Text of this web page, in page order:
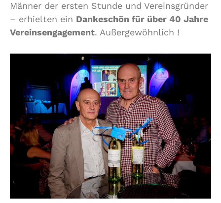
Männer der ersten Stunde und Vereinsgründer
– erhielten ein Dankeschön für über 40 Jahre
Vereinsengagement. Außergewöhnlich !